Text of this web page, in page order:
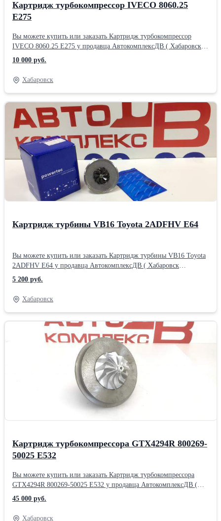
Картридж турбокомпрессор IVECO 8060.25
Е275
Вы можете купить или заказать Картридж турбокомпрессор
IVECO 8060.25 Е275 у продавца АвтокомплексДВ ( Хабаровск
)Производитель: Powertec
10 000 руб.
Хабаровск
Картридж турбины VB16 Toyota 2ADFHV E64
Вы можете купить или заказать Картридж турбины VB16 Toyota
2ADFHV E64 у продавца АвтокомплексДВ ( Хабаровск
)Производитель: Powertec
5 200 руб.
Хабаровск
Картридж турбокомпрессора GTX4294R 800269-
50025 Е532
Вы можете купить или заказать Картридж турбокомпрессора
GTX4294R 800269-50025 Е532 у продавца АвтокомплексДВ (
Хабаровск )Производитель: Powertec
45 000 руб.
Хабаровск